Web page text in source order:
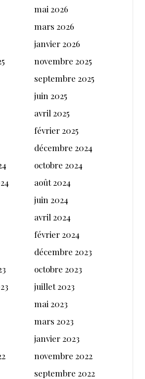
mai 2026
mars 2026
janvier 2026
novembre 2025
septembre 2025
juin 2025
avril 2025
février 2025
décembre 2024
octobre 2024
août 2024
juin 2024
avril 2024
février 2024
décembre 2023
octobre 2023
juillet 2023
mai 2023
mars 2023
janvier 2023
novembre 2022
septembre 2022